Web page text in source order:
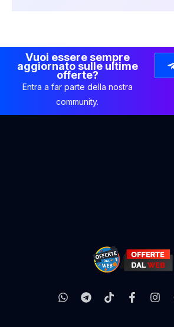
Vuoi essere sempre
aggiornato sulle ultime
offerte?
Entra a far parte della nostra
community.